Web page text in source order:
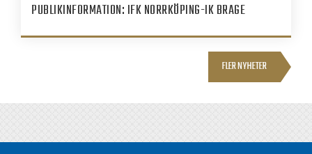
PUBLIKINFORMATION: IFK NORRKÖPING-IK BRAGE
FLER NYHETER